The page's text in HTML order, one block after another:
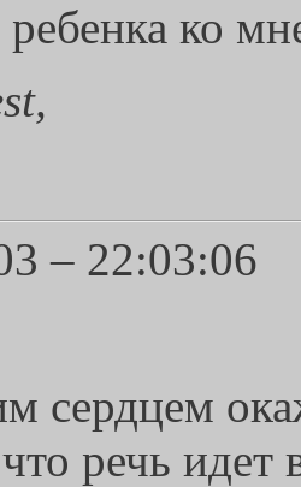
ребенка ко
– 22:03:06
сердцем
речь идет